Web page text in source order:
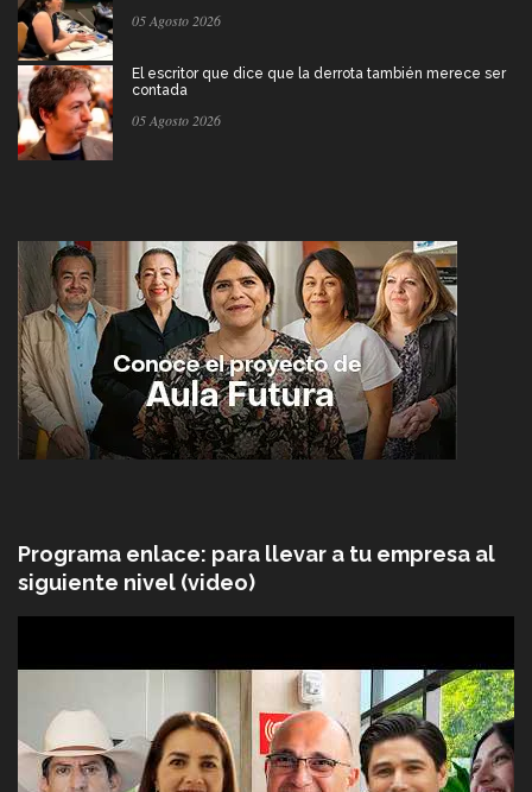
05 Agosto 2026
El escritor que dice que la derrota también merece ser
contada
05 Agosto 2026
Programa enlace: para llevar a tu empresa al
siguiente nivel (video)